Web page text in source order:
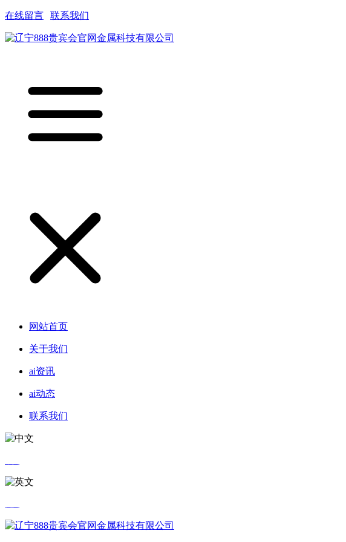
在线留言 联系我们
网站首页
关于我们
ai资讯
ai动态
联系我们